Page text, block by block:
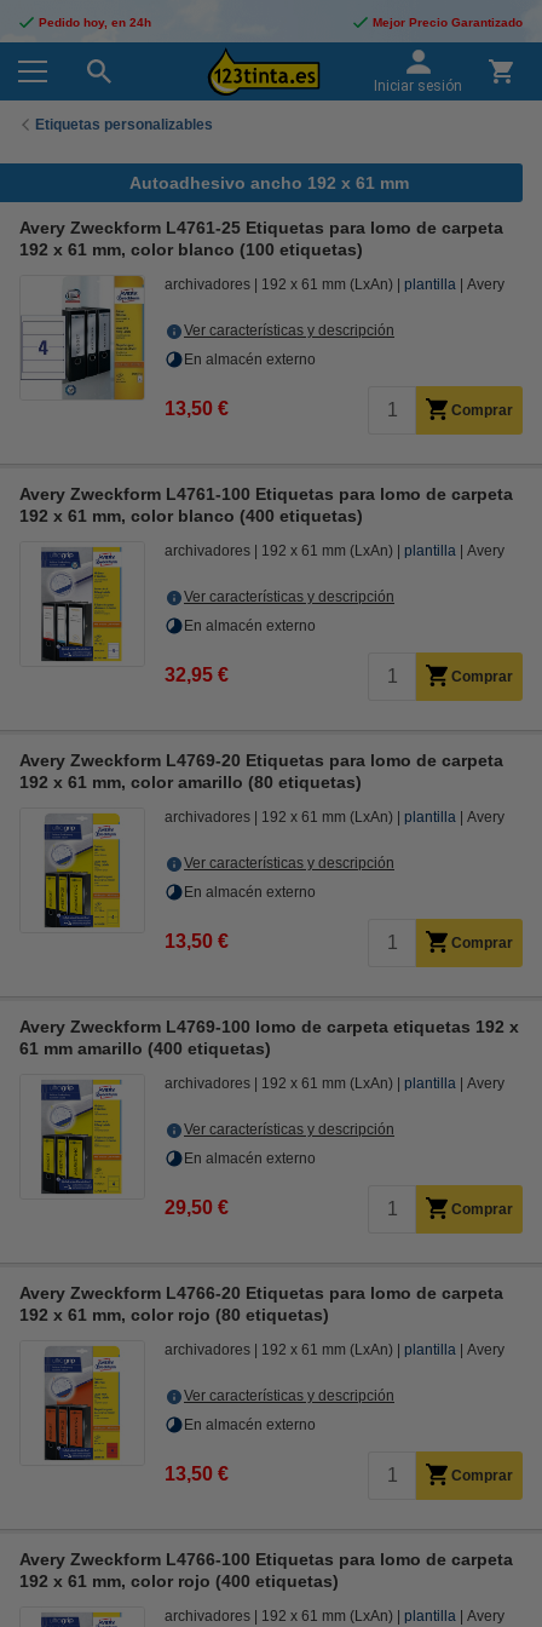
Pedido hoy, en 24h Mejor Precio Garantizado
Iniciar sesión
Etiquetas personalizables
Autoadhesivo ancho 192 x 61 mm
Avery Zweckform L4761-25 Etiquetas para lomo de carpeta
192 x 61 mm, color blanco (100 etiquetas)
archivadores 192 x 61 mm (LxAn) plantilla Avery
Ver características y descripción
En almacén externo
13,50 € Comprar
Avery Zweckform L4761-100 Etiquetas para lomo de carpeta
192 x 61 mm, color blanco (400 etiquetas)
archivadores 192 x 61 mm (LxAn) plantilla Avery
Ver características y descripción
En almacén externo
32,95 € Comprar
Avery Zweckform L4769-20 Etiquetas para lomo de carpeta
192 x 61 mm, color amarillo (80 etiquetas)
archivadores 192 x 61 mm (LxAn) plantilla Avery
Ver características y descripción
En almacén externo
13,50 € Comprar
Avery Zweckform L4769-100 lomo de carpeta etiquetas 192 x
61 mm amarillo (400 etiquetas)
archivadores 192 x 61 mm (LxAn) plantilla Avery
Ver características y descripción
En almacén externo
29,50 € Comprar
Avery Zweckform L4766-20 Etiquetas para lomo de carpeta
192 x 61 mm, color rojo (80 etiquetas)
archivadores 192 x 61 mm (LxAn) plantilla Avery
Ver características y descripción
En almacén externo
13,50 € Comprar
Avery Zweckform L4766-100 Etiquetas para lomo de carpeta
192 x 61 mm, color rojo (400 etiquetas)
archivadores 192 x 61 mm (LxAn) plantilla Avery